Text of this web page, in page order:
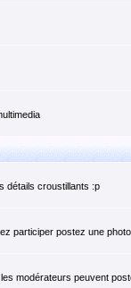
détails croustillants :p
participer postez une
modérateurs peuvent